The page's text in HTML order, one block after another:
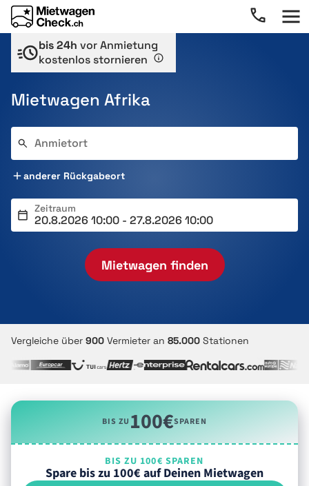
bis 24h vor Anmietung
kostenlos stornieren
Mietwagen Afrika
Anmietort
anderer Rückgabeort
Zeitraum
Mietwagen finden
Vergleiche über 900 Vermieter an 85.000 Stationen
BIS ZU100€SPAREN
BIS ZU 100€ SPAREN
Spare bis zu 100€ auf Deinen Mietwagen